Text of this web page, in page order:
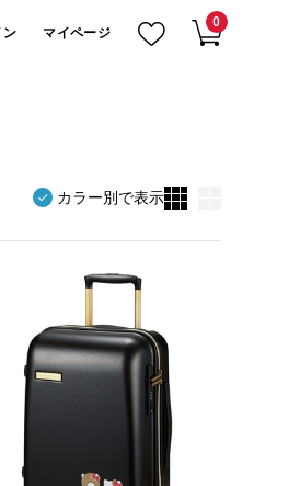
ン マイページ
0
カラー別で表示